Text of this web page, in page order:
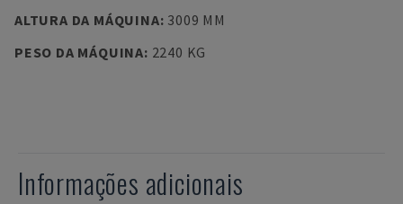
ALTURA DA MÁQUINA: 3009 MM
PESO DA MÁQUINA: 2240 KG
Informações adicionais